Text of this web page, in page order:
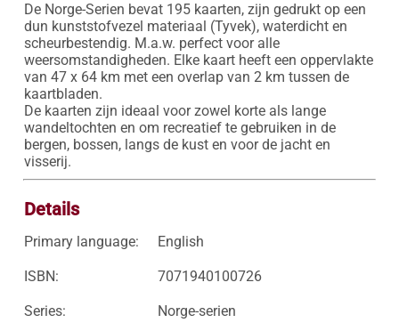
De Norge-Serien bevat 195 kaarten, zijn gedrukt op een
dun kunststofvezel materiaal (Tyvek), waterdicht en
scheurbestendig. M.a.w. perfect voor alle
weersomstandigheden. Elke kaart heeft een oppervlakte
van 47 x 64 km met een overlap van 2 km tussen de
kaartbladen.
De kaarten zijn ideaal voor zowel korte als lange
wandeltochten en om recreatief te gebruiken in de
bergen, bossen, langs de kust en voor de jacht en
visserij.
Details
Primary language: English
ISBN: 7071940100726
Series: Norge-serien